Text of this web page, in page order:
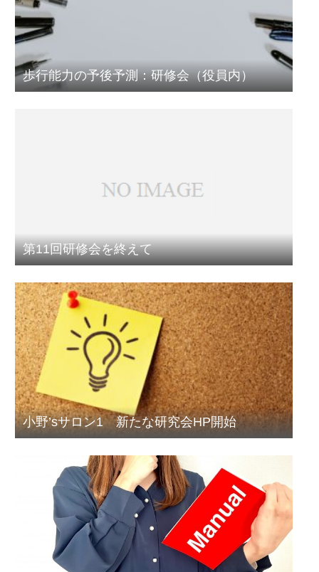
歩行能力の予後予測：研修会（役員内）
第11回研修会を終えて
小野’sサロン1 新たな研究会HP開始